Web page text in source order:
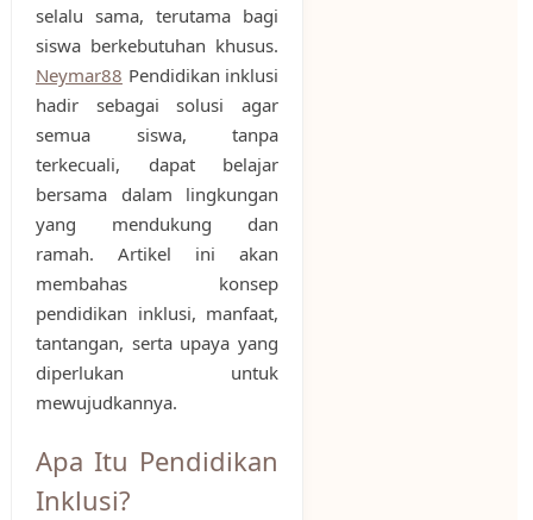
selalu sama, terutama bagi
siswa berkebutuhan khusus.
Neymar88 Pendidikan inklusi
hadir sebagai solusi agar
semua siswa, tanpa
terkecuali, dapat belajar
bersama dalam lingkungan
yang mendukung dan
ramah. Artikel ini akan
membahas konsep
pendidikan inklusi, manfaat,
tantangan, serta upaya yang
diperlukan untuk
mewujudkannya.
Apa Itu Pendidikan
Inklusi?